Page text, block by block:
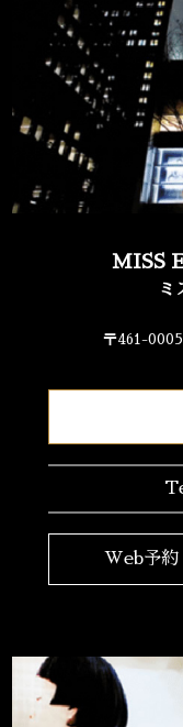
MISS
ミ
〒461-
Web予約